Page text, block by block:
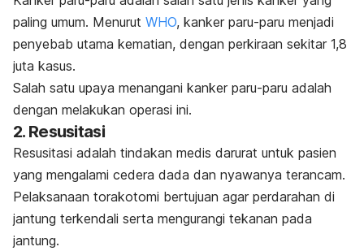
paling umum. Menurut WHO, kanker paru-paru menjadi
penyebab utama kematian, dengan perkiraan sekitar 1,8
juta kasus.
Salah satu upaya menangani kanker paru-paru adalah
dengan melakukan operasi ini.
2. Resusitasi
Resusitasi adalah tindakan medis darurat untuk pasien
yang mengalami cedera dada dan nyawanya terancam.
Pelaksanaan torakotomi bertujuan agar perdarahan di
jantung terkendali serta mengurangi tekanan pada
jantung.